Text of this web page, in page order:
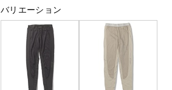
バリエーション